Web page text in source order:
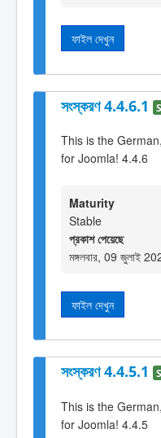
ফাইল দেখুন
সংস্করণ 4.4.6.1
This is the
for Joomla! 4.4.6
Maturity
Stable
প্রকাশ পেয়েছে
মঙ্গলবার, 09 জুলাই
ফাইল দেখুন
সংস্করণ 4.4.5.1
This is the
for Joomla! 4.4.5